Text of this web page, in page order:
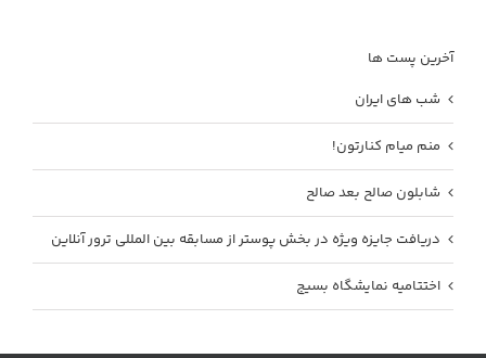
آخرین پست ها
شب های ایران
منم میام کنارتون!
شابلون صالح بعد صالح
دریافت جایزه ویژه در بخش پوستر از مسابقه بین المللی ترور آنلاین
اختتامیه نمایشگاه بسیج